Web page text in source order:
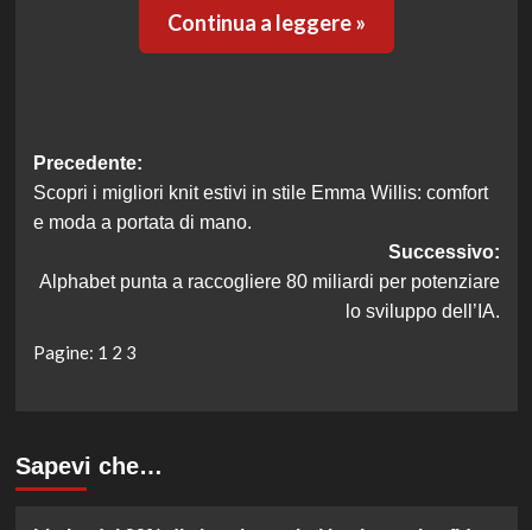
Continua a leggere »
Navigazione
articolo
Precedente:
Scopri i migliori knit estivi in stile Emma Willis: comfort
e moda a portata di mano.
Successivo:
Alphabet punta a raccogliere 80 miliardi per potenziare
lo sviluppo dell’IA.
Pagine: 1 2 3
Sapevi che…